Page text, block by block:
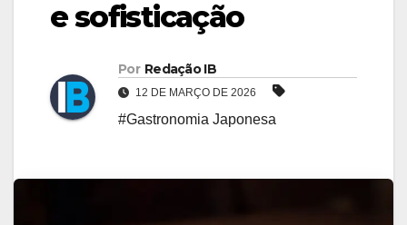
e sofisticação
Por Redação IB
12 DE MARÇO DE 2026
#Gastronomia Japonesa